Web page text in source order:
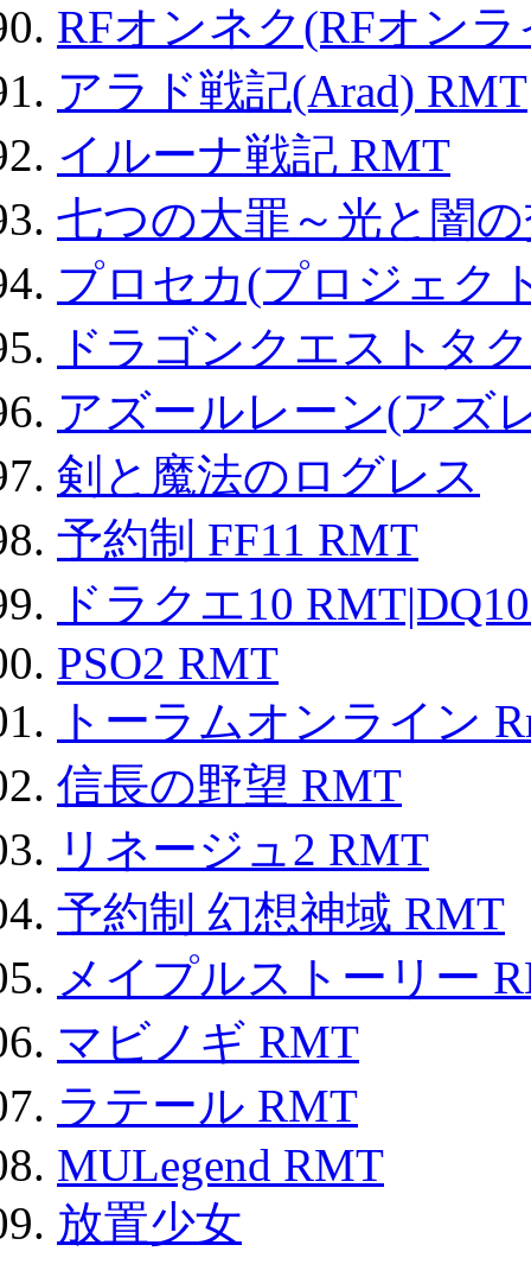
RFオンネク(RFオン
アラド戦記(Arad) RMT
イルーナ戦記 RMT
七つの大罪～光と闇
プロセカ(プロジェク
ドラゴンクエストタ
アズールレーン(アズ
剣と魔法のログレス
予約制 FF11 RMT
ドラクエ10
PSO2 RMT
トーラムオンライン
信長の野望 RMT
リネージュ2 RMT
予約制 幻想神域 RMT
メイプルストーリー
マビノギ RMT
ラテール RMT
MULegend RMT
放置少女